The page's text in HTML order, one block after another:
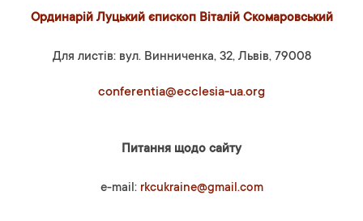
Ординарій Луцький єпископ Віталій Скомаровський
Для листів: вул. Винниченка, 32, Львів, 79008
conferentia@ecclesia-ua.org
Питання щодо сайту
e-mail: rkcukraine@gmail.com